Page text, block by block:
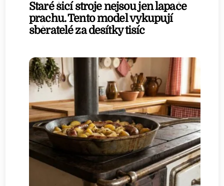
Staré šicí stroje nejsou jen lapače
prachu. Tento model vykupují
sběratelé za desítky tisíc